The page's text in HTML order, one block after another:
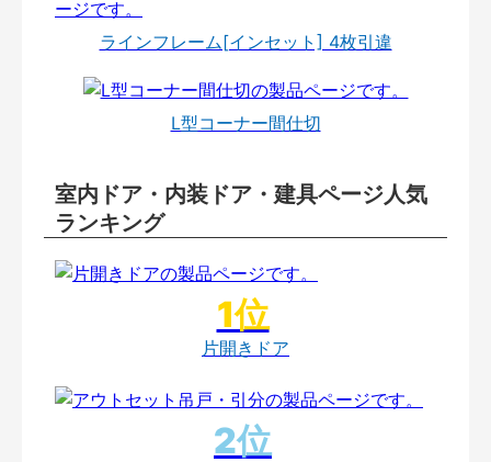
ラインフレーム[インセット] 4枚引違
L型コーナー間仕切
室内ドア・内装ドア・建具ページ人気
ランキング
片開きドア